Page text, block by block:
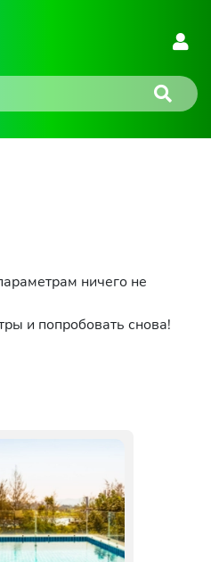
ничего не
и попробовать снова!